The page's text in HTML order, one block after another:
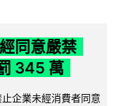
同意嚴禁
345 萬
企業未經消費者同意